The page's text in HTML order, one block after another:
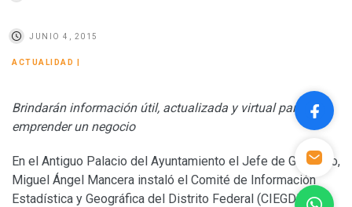
JUNIO 4, 2015
ACTUALIDAD
Brindarán información útil, actualizada y virtual para
emprender un negocio
En el Antiguo Palacio del Ayuntamiento el Jefe de Gobierno,
Miguel Ángel Mancera instaló el Comité de Información
Estadística y Geográfica del Distrito Federal (CIEGDF) y